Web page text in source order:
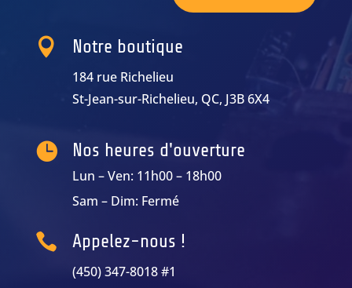
 Notre boutique
184 rue Richelieu
St-Jean-sur-Richelieu, QC, J3B 6X4
 Nos heures d'ouverture
Lun – Ven: 11h00 – 18h00
Sam – Dim: Fermé
 Appelez-nous !
(450) 347-8018 #1